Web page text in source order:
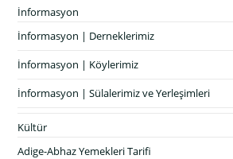
İnformasyon
İnformasyon | Derneklerimiz
İnformasyon | Köylerimiz
İnformasyon | Sülalerimiz ve Yerleşimleri
Kültür
Adige-Abhaz Yemekleri Tarifi